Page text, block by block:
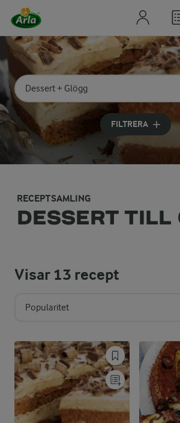
Sök på kategori eller ingrediens
Skriv in sökord för att få förslag
FILTRERA
RECEPTSAMLING
DESSERT TILL
Visar13 recept
Popularitet